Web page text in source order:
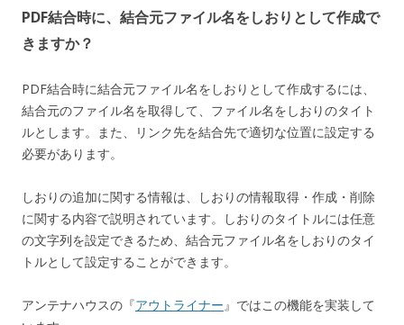
PDF結合時に、結合元ファイル名をしおりとして作成で
きますか？
PDF結合時に結合元ファイル名をしおりとして作成するには、
結合元のファイル名を取得して、ファイル名をしおりのタイト
ルとします。また、リンク先を結合先で適切な位置に設定する
必要があります。
しおりの追加に関する情報は、しおりの情報取得・作成・削除
に関する内容で説明されています。しおりのタイトルには任意
の文字列を設定できるため、結合元ファイル名をしおりのタイ
トルとして設定することができます。
アンテナハウスの『アウトライナー 』ではこの機能を実装して